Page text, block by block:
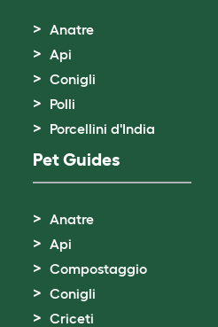
Anatre
Api
Conigli
Polli
Porcellini d'India
Pet Guides
Anatre
Api
Compostaggio
Conigli
Criceti